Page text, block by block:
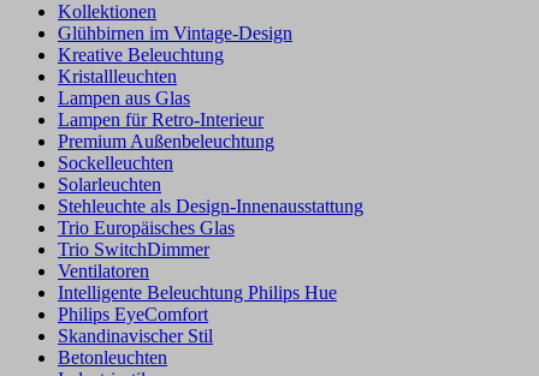
Kollektionen
Glühbirnen im Vintage-Design
Kreative Beleuchtung
Kristallleuchten
Lampen aus Glas
Lampen für Retro-Interieur
Premium Außenbeleuchtung
Sockelleuchten
Solarleuchten
Stehleuchte als Design-Innenausstattung
Trio Europäisches Glas
Trio SwitchDimmer
Ventilatoren
Intelligente Beleuchtung Philips Hue
Philips EyeComfort
Skandinavischer Stil
Betonleuchten